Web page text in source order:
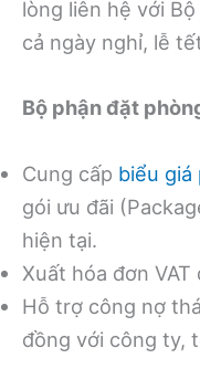
lòng liên hệ với
cả ngày nghỉ, lễ
Bộ phận đặt
Cung cấp biểu giá
gói ưu đãi
hiện tại.
Xuất hóa đơn
Hỗ trợ công nợ
đồng với công ty,